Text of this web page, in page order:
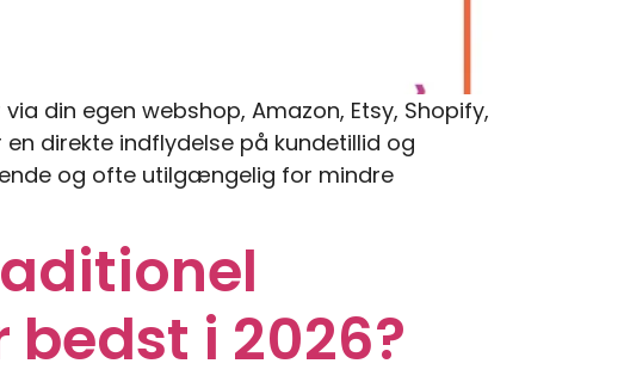
din egen webshop, Amazon, Etsy, Shopify,
direkte indflydelse på kundetillid og
og ofte utilgængelig for mindre
i 2026?